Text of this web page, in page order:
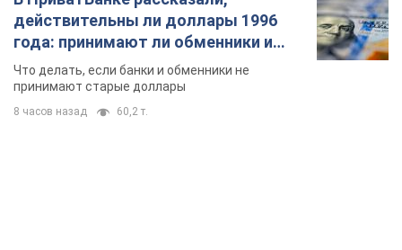
действительны ли доллары 1996
года: принимают ли обменники и
банки такие купюры
Что делать, если банки и обменники не
принимают старые доллары
8 часов назад 60,2 т.